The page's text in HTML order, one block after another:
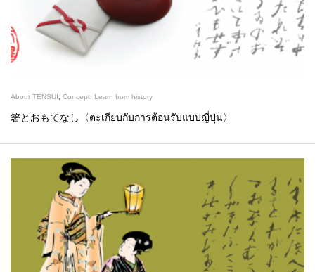
About TENSUI Concept Learn from history
箸とおもてなし〈ตะเกียบกับการต้อนรับแบบญี่ปุ่น〉